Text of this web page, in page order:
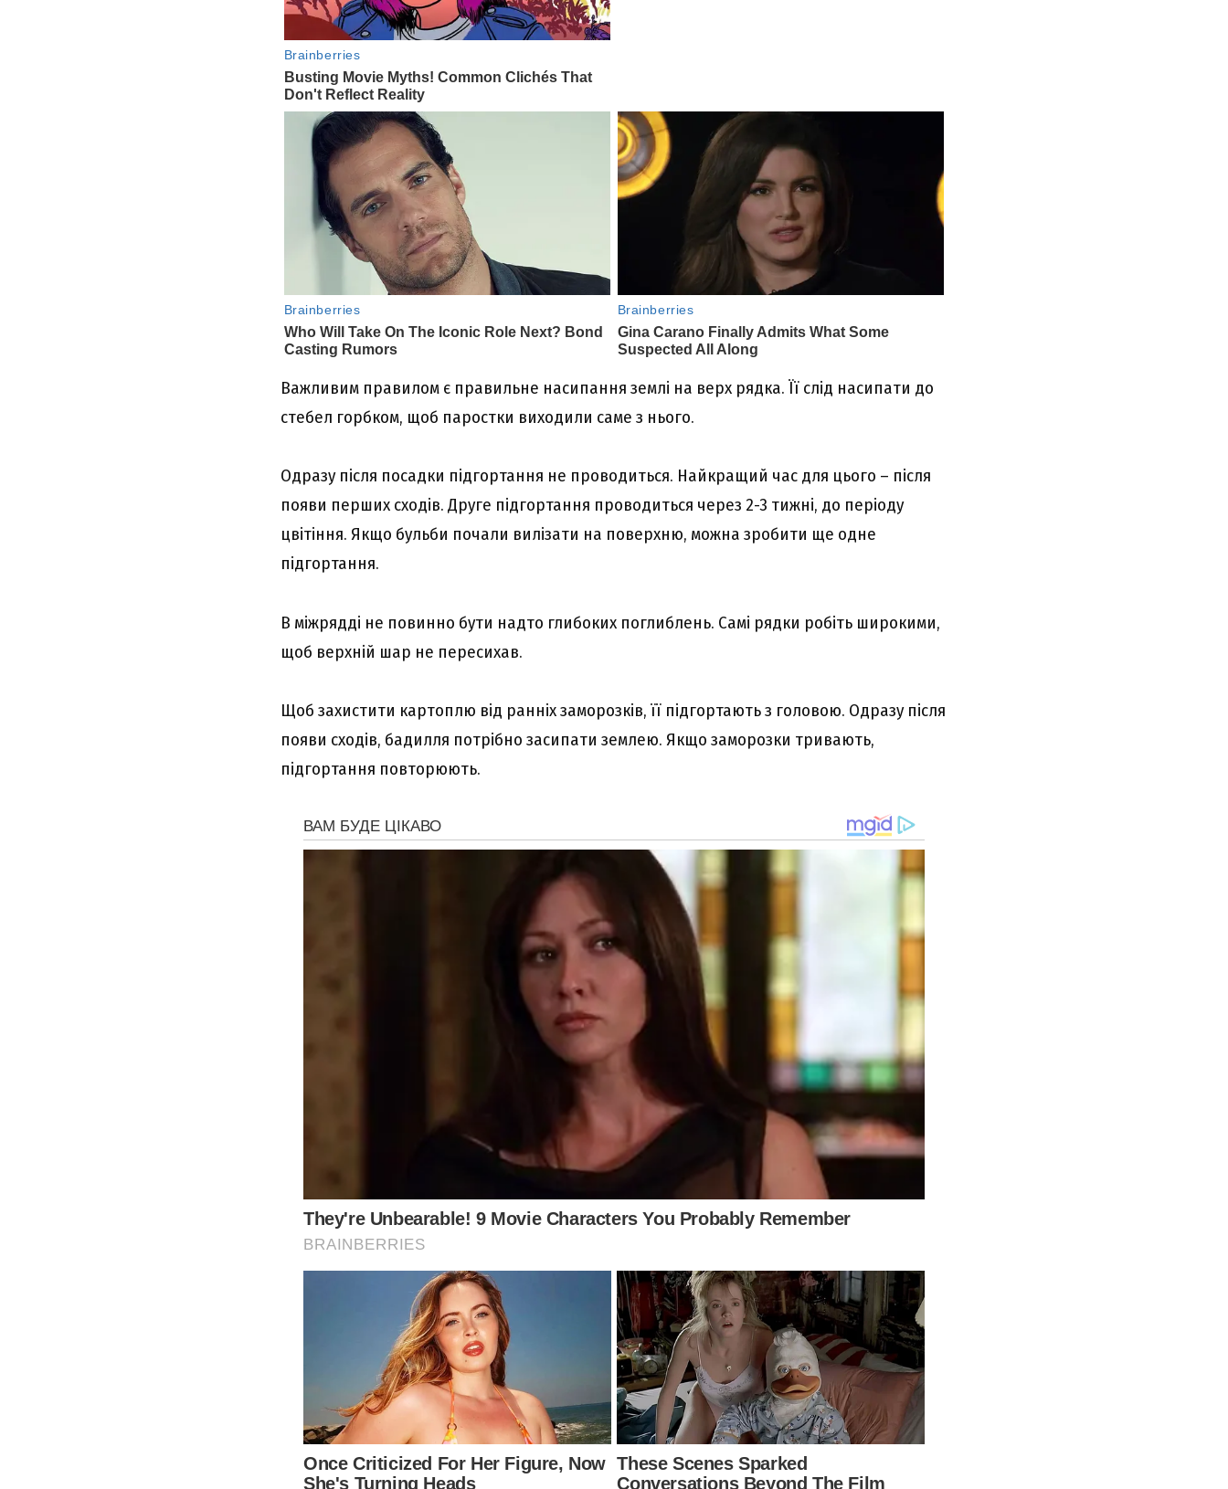
Важливим правилом є правильне насипання землі на верх рядка. Її слід насипати до
стебел горбком, щоб паростки виходили саме з нього.
Одразу після посадки підгортання не проводиться. Найкращий час для цього – після
появи перших сходів. Друге підгортання проводиться через 2-3 тижні, до періоду
цвітіння. Якщо бульби почали вилізати на поверхню, можна зробити ще одне
підгортання.
В міжрядді не повинно бути надто глибоких поглиблень. Самі рядки робіть широкими,
щоб верхній шар не пересихав.
Щоб захистити картоплю від ранніх заморозків, її підгортають з головою. Одразу після
появи сходів, бадилля потрібно засипати землею. Якщо заморозки тривають,
підгортання повторюють.